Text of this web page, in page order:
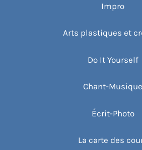
Impro
Arts plastiques et
Do It Yourself
Chant-Musique
Écrit-Photo
La carte des